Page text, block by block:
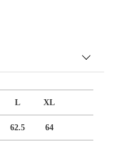
L XL
62.5 64